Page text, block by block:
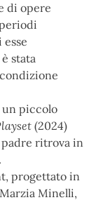
di opere
stata
un piccolo
(2024)
padre ritrova in
progettato in
Minelli,